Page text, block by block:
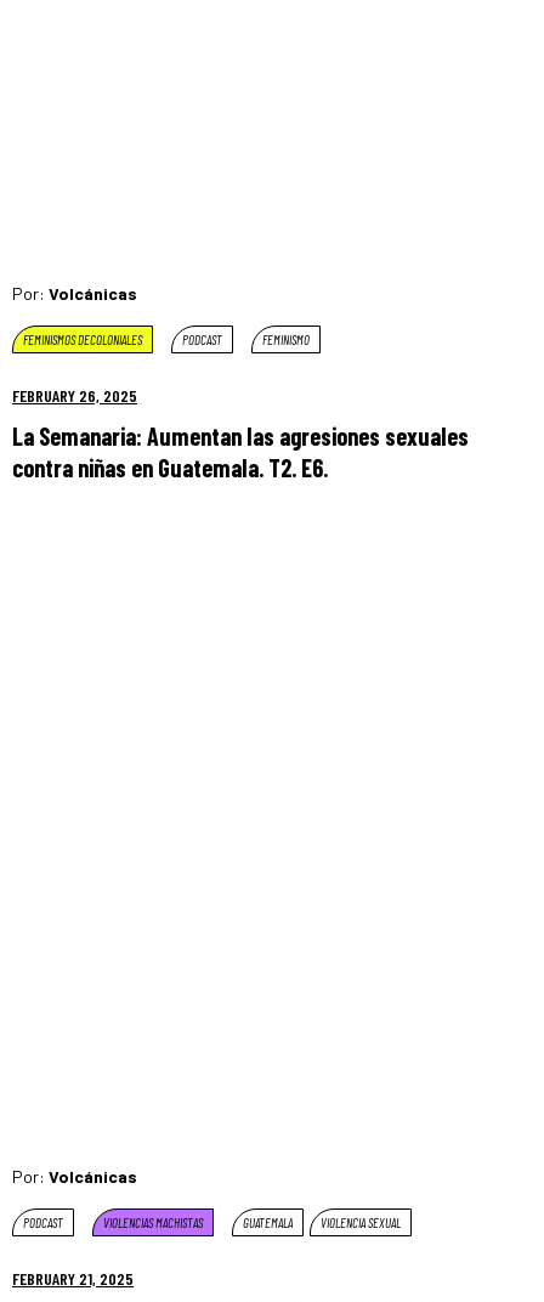
Por: Volcánicas
FEMINISMOS DECOLONIALES PODCAST FEMINISMO
FEBRUARY 26, 2025
La Semanaria: Aumentan las agresiones sexuales
contra niñas en Guatemala. T2. E6.
Por: Volcánicas
PODCAST VIOLENCIAS MACHISTAS GUATEMALA VIOLENCIA SEXUAL
FEBRUARY 21, 2025